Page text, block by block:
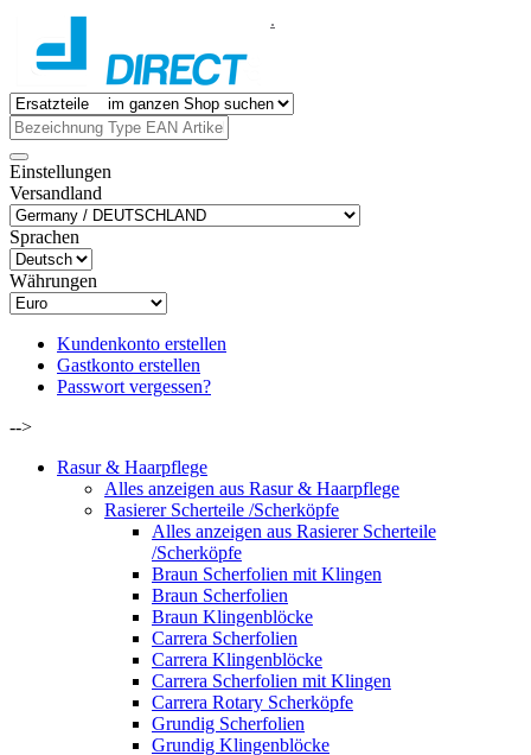
.
Einstellungen
Versandland
Sprachen
Währungen
Kundenkonto erstellen
Gastkonto erstellen
Passwort vergessen?
-->
Rasur & Haarpflege
Alles anzeigen aus Rasur & Haarpflege
Rasierer Scherteile /Scherköpfe
Alles anzeigen aus Rasierer Scherteile
/Scherköpfe
Braun Scherfolien mit Klingen
Braun Scherfolien
Braun Klingenblöcke
Carrera Scherfolien
Carrera Klingenblöcke
Carrera Scherfolien mit Klingen
Carrera Rotary Scherköpfe
Grundig Scherfolien
Grundig Klingenblöcke